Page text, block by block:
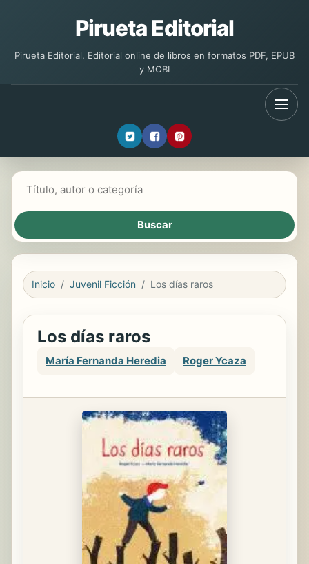
Pirueta Editorial
Pirueta Editorial. Editorial online de libros en formatos PDF, EPUB
y MOBI
Inicio Juvenil Ficción Los días raros
Los días raros
María Fernanda Heredia Roger Ycaza